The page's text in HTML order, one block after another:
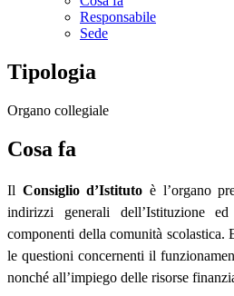
Responsabile
Sede
Tipologia
Organo collegiale
Cosa fa
Il Consiglio d’Istituto è l’organo
indirizzi generali dell’Istituzione
componenti della comunità scolastica.
le questioni concernenti il
nonché all’impiego delle risorse